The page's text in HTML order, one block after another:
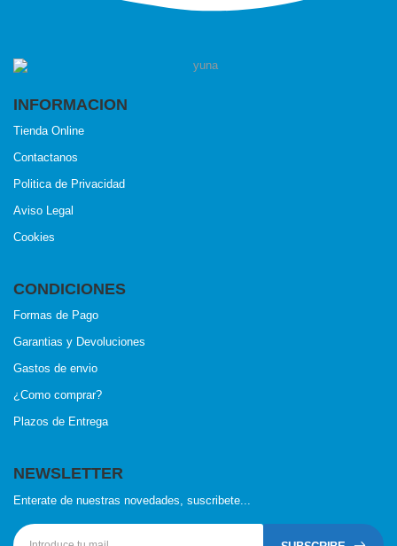
INFORMACION
Tienda Online
Contactanos
Politica de Privacidad
Aviso Legal
Cookies
CONDICIONES
Formas de Pago
Garantias y Devoluciones
Gastos de envio
¿Como comprar?
Plazos de Entrega
NEWSLETTER
Enterate de nuestras novedades, suscribete...